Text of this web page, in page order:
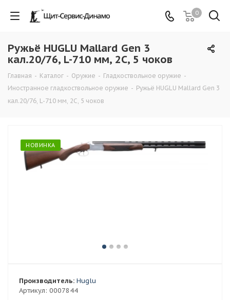
0
Ружьё HUGLU Mallard Gen 3
кал.20/76, L-710 мм, 2С, 5 чоков
Главная - Каталог - Оружие - Гладкоствольное оружие -
Иностранное гладкоствольное оружие - Ружьё HUGLU Mallard Gen 3
кал.20/76, L-710 мм, 2С, 5 чоков
НОВИНКА
Артикул: 0007844
Производитель: Huglu